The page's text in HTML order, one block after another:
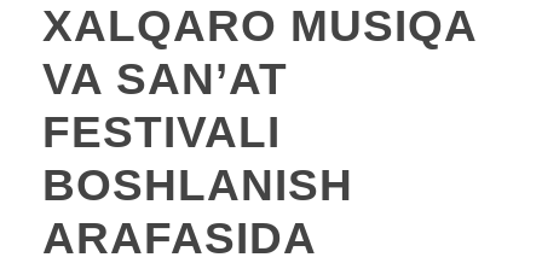
XALQARO MUSIQA
VA SAN’AT
FESTIVALI
BOSHLANISH
ARAFASIDA